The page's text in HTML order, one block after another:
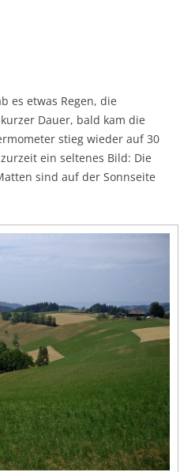
es etwas Regen, die
Dauer, bald kam die
stieg wieder auf 30
ein seltenes Bild: Die
sind auf der Sonnseite